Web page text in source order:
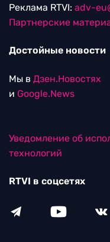
Реклама RTVI: adv-
Партнерские
Достойные новости
Мы в Дзен.Новостях
и Google.News
Уведомление об
технологий
RTVI в соцсетях